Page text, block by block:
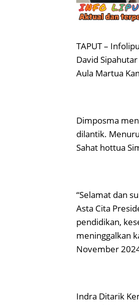
TAPUT –
David
Aula Martua
Dimposma
dilantik.
Sahat hottua
“Selamat dan
Asta Cita
pendidikan,
meninggalkan
November
Indra Ditarik